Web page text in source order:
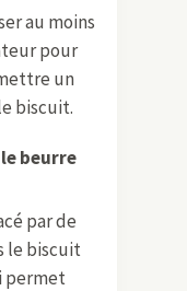
au moins
pour
un
biscuit.
beurre
par de
le biscuit
permet